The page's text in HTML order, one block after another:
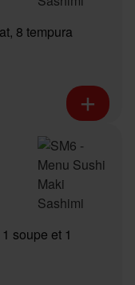
8 tempura
soupe et 1